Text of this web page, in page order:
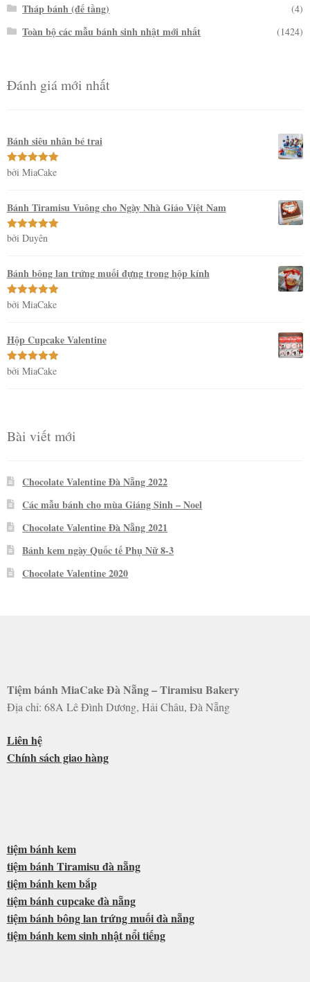
Tháp bánh (đế tầng) (4)
Toàn bộ các mẫu bánh sinh nhật mới nhất (1424)
Đánh giá mới nhất
Bánh siêu nhân bé trai
Được xếp
bởi MiaCake
Bánh Tiramisu Vuông cho Ngày Nhà Giáo Việt Nam
Được xếp
sao
bởi Duyên
Bánh bông lan trứng muối đựng trong hộp kính
Được xếp
bởi MiaCake
Hộp Cupcake Valentine
Được xếp
bởi MiaCake
Bài viết mới
Chocolate Valentine Đà Nẵng 2022
Các mẫu bánh cho mùa Giáng Sinh – Noel
Chocolate Valentine Đà Nẵng 2021
Bánh kem ngày Quốc tế Phụ Nữ 8-3
Chocolate Valentine 2020
Tiệm bánh MiaCake Đà Nẵng – Tiramisu Bakery
Địa chỉ: 68A Lê Đình Dương, Hải Châu, Đà Nẵng
Liên hệ
Chính sách giao hàng
tiệm bánh kem
tiệm bánh Tiramisu đà nẵng
tiệm bánh kem bắp
tiệm bánh cupcake đà nẵng
tiệm bánh bông lan trứng muối đà nẵng
tiệm bánh kem sinh nhật nổi tiếng